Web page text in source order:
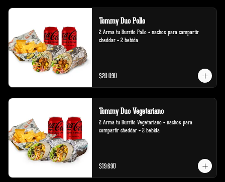
Tommy Duo Pollo
2 Arma tu Burrito Pollo + nachos para compartir
cheddar + 2 bebida
$20.090
Tommy Duo Vegetariano
2 Arma tu Burrito Vegetariano + nachos para
compartir cheddar + 2 bebida
$19.690